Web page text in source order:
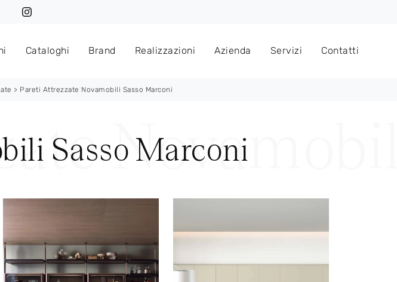
Cataloghi Brand Realizzazioni Azienda Servizi Contatti
> Pareti Attrezzate Novamobili Sasso Marconi
Sasso Marconi